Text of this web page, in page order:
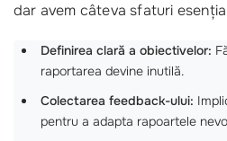
dar avem câteva sfaturi
Definirea clară a obiectivelor:
raportarea devine inutilă.
Colectarea feedback-ului:
pentru a adapta rapoartele